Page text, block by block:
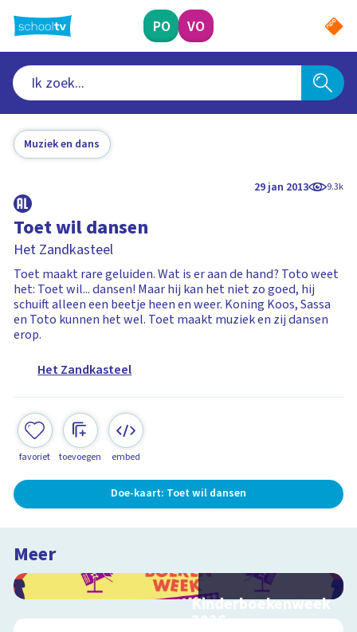
naar
hoofdinhoud
PO VO
Muziek en dans
29 jan 2013 9.3k
Toet wil dansen
Het Zandkasteel
Toet maakt rare geluiden. Wat is er aan de hand? Toto weet
het: Toet wil... dansen! Maar hij kan het niet zo goed, hij
schuift alleen een beetje heen en weer. Koning Koos, Sassa
en Toto kunnen het wel. Toet maakt muziek en zij dansen
erop.
Het Zandkasteel
favoriet toevoegen embed
Doe-kaart: Toet wil dansen
Meer
Kinderboekenweek
2026